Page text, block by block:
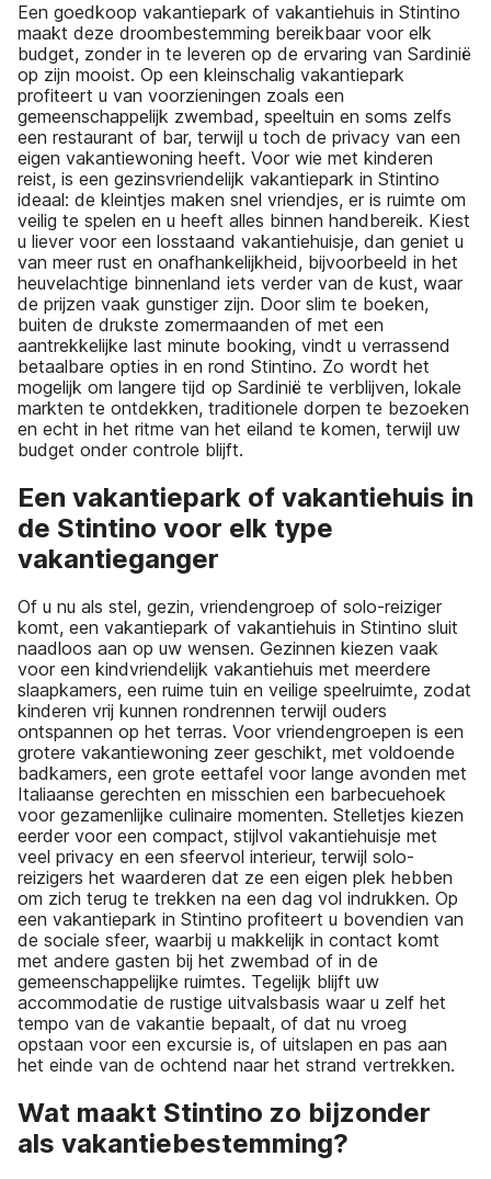
Een goedkoop vakantiepark of vakantiehuis in Stintino
maakt deze droombestemming bereikbaar voor elk
budget, zonder in te leveren op de ervaring van Sardinië
op zijn mooist. Op een kleinschalig vakantiepark
profiteert u van voorzieningen zoals een
gemeenschappelijk zwembad, speeltuin en soms zelfs
een restaurant of bar, terwijl u toch de privacy van een
eigen vakantiewoning heeft. Voor wie met kinderen
reist, is een gezinsvriendelijk vakantiepark in Stintino
ideaal: de kleintjes maken snel vriendjes, er is ruimte om
veilig te spelen en u heeft alles binnen handbereik. Kiest
u liever voor een losstaand vakantiehuisje, dan geniet u
van meer rust en onafhankelijkheid, bijvoorbeeld in het
heuvelachtige binnenland iets verder van de kust, waar
de prijzen vaak gunstiger zijn. Door slim te boeken,
buiten de drukste zomermaanden of met een
aantrekkelijke last minute booking, vindt u verrassend
betaalbare opties in en rond Stintino. Zo wordt het
mogelijk om langere tijd op Sardinië te verblijven, lokale
markten te ontdekken, traditionele dorpen te bezoeken
en echt in het ritme van het eiland te komen, terwijl uw
budget onder controle blijft.
Een vakantiepark of vakantiehuis in
de Stintino voor elk type
vakantieganger
Of u nu als stel, gezin, vriendengroep of solo-reiziger
komt, een vakantiepark of vakantiehuis in Stintino sluit
naadloos aan op uw wensen. Gezinnen kiezen vaak
voor een kindvriendelijk vakantiehuis met meerdere
slaapkamers, een ruime tuin en veilige speelruimte, zodat
kinderen vrij kunnen rondrennen terwijl ouders
ontspannen op het terras. Voor vriendengroepen is een
grotere vakantiewoning zeer geschikt, met voldoende
badkamers, een grote eettafel voor lange avonden met
Italiaanse gerechten en misschien een barbecuehoek
voor gezamenlijke culinaire momenten. Stelletjes kiezen
eerder voor een compact, stijlvol vakantiehuisje met
veel privacy en een sfeervol interieur, terwijl solo-
reizigers het waarderen dat ze een eigen plek hebben
om zich terug te trekken na een dag vol indrukken. Op
een vakantiepark in Stintino profiteert u bovendien van
de sociale sfeer, waarbij u makkelijk in contact komt
met andere gasten bij het zwembad of in de
gemeenschappelijke ruimtes. Tegelijk blijft uw
accommodatie de rustige uitvalsbasis waar u zelf het
tempo van de vakantie bepaalt, of dat nu vroeg
opstaan voor een excursie is, of uitslapen en pas aan
het einde van de ochtend naar het strand vertrekken.
Wat maakt Stintino zo bijzonder
als vakantiebestemming?